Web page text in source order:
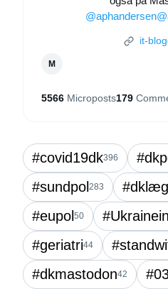
it-
M
5566 Microposts179
#covid19dk396
#sundpol283
#eupol50
#geriatri44
#dkmastodon42